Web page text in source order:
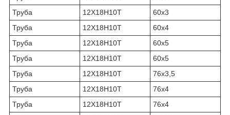
Труба
12Х18Н10Т
60х3
Труба
12Х18Н10Т
60х4
Труба
12Х18Н10Т
60х5
Труба
12Х18Н10Т
60х5
Труба
12Х18Н10Т
76х3,5
Труба
12Х18Н10Т
76х4
Труба
12Х18Н10Т
76х4